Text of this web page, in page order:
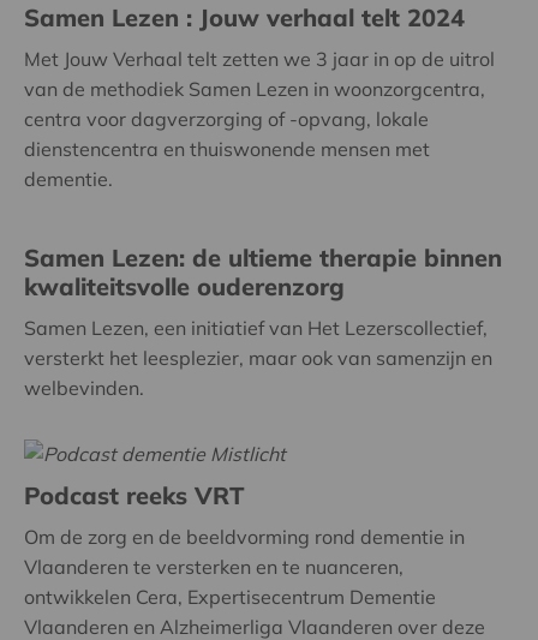
Samen Lezen : Jouw verhaal telt 2024
Met Jouw Verhaal telt zetten we 3 jaar in op de uitrol
van de methodiek Samen Lezen in woonzorgcentra,
centra voor dagverzorging of -opvang, lokale
dienstencentra en thuiswonende mensen met
dementie.
Samen Lezen: de ultieme therapie binnen
kwaliteitsvolle ouderenzorg
Samen Lezen, een initiatief van Het Lezerscollectief,
versterkt het leesplezier, maar ook van samenzijn en
welbevinden.
Podcast reeks VRT
Om de zorg en de beeldvorming rond dementie in
Vlaanderen te versterken en te nuanceren,
ontwikkelen Cera, Expertisecentrum Dementie
Vlaanderen en Alzheimerliga Vlaanderen over deze